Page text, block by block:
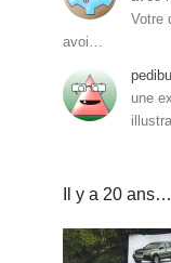
Votre
avoi…
une
Il y a 20 ans…